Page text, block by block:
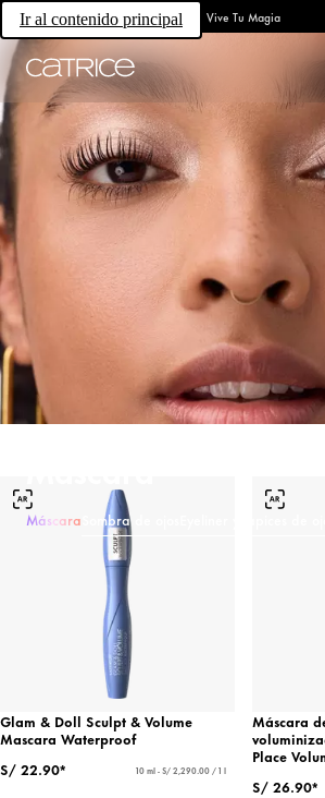
Ir al contenido principal Vive Tu Magia
Máscara Sombra de ojos
Glam & Doll Sculpt & Volume
Mascara Waterproof
S/ 22.90*
10 ml - S/ 2,290.00 / 1 l
Máscara
Place
S/ 26.90*